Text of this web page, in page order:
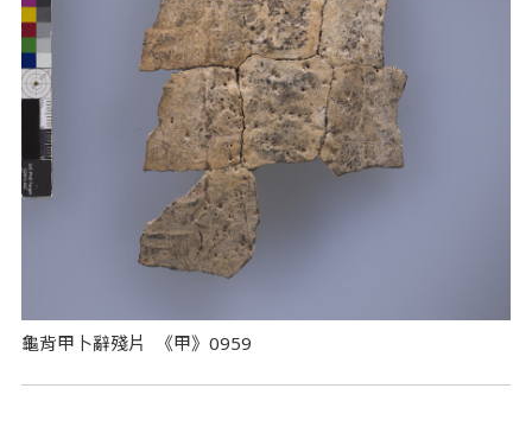
龜背甲卜辭殘片 《甲》0959